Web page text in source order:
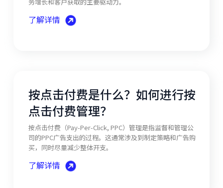
了解详情
按点击付费是什么？如何进行按
点击付费管理？
按点击付费（Pay-Per-Click, PPC）管理是指监督和管理公
司的PPC广告支出的过程。这通常涉及到制定策略和广告购
买，同时尽量减少整体开支。
了解详情